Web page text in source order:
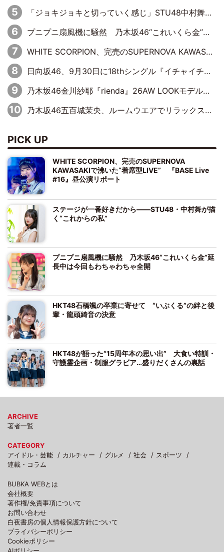
「ジョキジョキと切っていく感じ」STU48中村舞、新しい挑戦は自らの手で
プニプニ扇風機に騒然 乃木坂46“これいくら金”延長中は今回もわちゃわちゃ全開
WHITE SCORPION、完売のSUPERNOVA KAWASAKIで沸いた“着席型LIVE” 『BASE Live #16』昼公演リポート
日向坂46、9月30日に18thシングル『イチャイチャ虫』の発売決定！ フォーメーションは『日向坂で会いましょう』にて発表
乃木坂46金川紗耶『rienda』26AW LOOKモデルに就任
乃木坂46五百城茉央、ルームウエアでリラックス「今回のグラビアを見て成長を感じていただけるとうれしい」
PICK UP
WHITE SCORPION、完売のSUPERNOVA
KAWASAKIで沸いた“着席型LIVE” 『BASE Live
#16』昼公演リポート
ステージが一番好きだから――STU48・中村舞が描
く“これからの私”
プニプニ扇風機に騒然 乃木坂46“これいくら金”延
長中は今回もわちゃわちゃ全開
HKT48石橋颯の卒業に寄せて “いぶくる”の絆と後
輩・龍頭綺音の決意
HKT48が語った“15周年本の思い出” 大食い特訓・
守護霊企画・制服グラビア…盛りだくさんの裏話
ARCHIVE
著者一覧
CATEGORY
アイドル・芸能
カルチャー グルメ 社会
スポーツ
連載・コラム
BUBKA WEBとは
会社概要
著作権/免責事項について
お問い合わせ
白夜書房の個人情報保護方針について
プライバシーポリシー
Cookieポリシー